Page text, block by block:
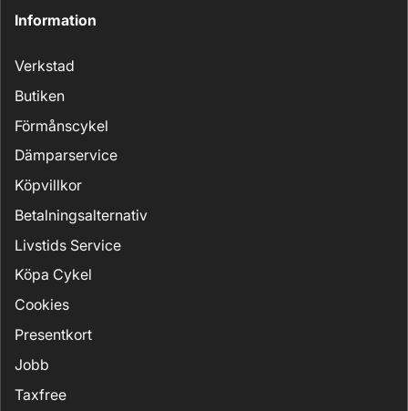
Information
Verkstad
Butiken
Förmånscykel
Dämparservice
Köpvillkor
Betalningsalternativ
Livstids Service
Köpa Cykel
Cookies
Presentkort
Jobb
Taxfree